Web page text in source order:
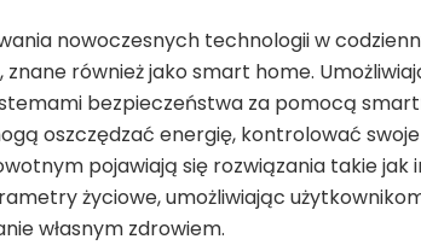
nowoczesnych technologii w
również jako smart home.
bezpieczeństwa za pomocą
oszczędzać energię, kontrolować
pojawiają się rozwiązania takie
życiowe, umożliwiając
własnym zdrowiem.